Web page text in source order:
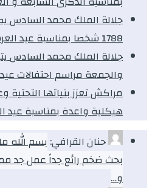
جلالة الملك محمد السادس
1788 شخصا بمناسبة عيد العرش المجيد
جلالة الملك محمد السادس
والجمعة مراسم احتفالات
مراكش تعزز بنياتها التحتية
هيكلية واعدة بمناسبة عيد
حنان القرافي: بسم الله
بحث ضخم رائع جداً عمل جد
و…